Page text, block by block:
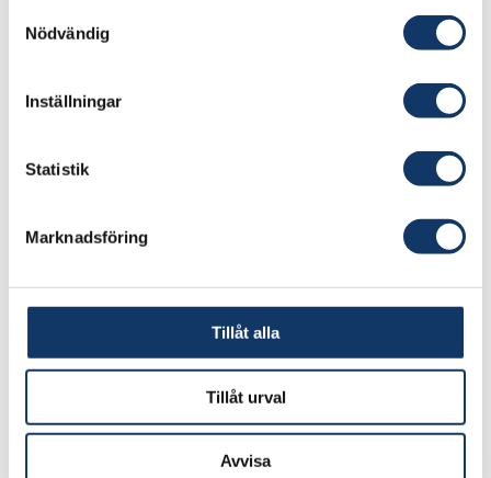
Nödvändig
Inställningar
Statistik
Marknadsföring
Tillåt alla
Tillåt urval
Avvisa
information om klimatskador, en information
som är dock svårt att sammanställa. Vår
beräkningslingvistik, klimatvetenskap och
bearbeta texterna och möjliggör att snabbt
skräddarsydda databaser om klimatrelaterade